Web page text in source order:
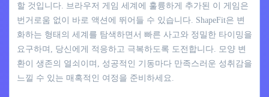
할 것입니다. 브라우저 게임 세계에 훌륭하게 추가된 이 게임은
번거로움 없이 바로 액션에 뛰어들 수 있습니다. ShapeFit은 변
화하는 형태의 세계를 탐색하면서 빠른 사고와 정밀한 타이밍을
요구하며, 당신에게 적응하고 극복하도록 도전합니다. 모양 변
환이 생존의 열쇠이며, 성공적인 기동마다 만족스러운 성취감을
느낄 수 있는 매혹적인 여정을 준비하세요.